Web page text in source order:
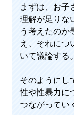
まずは、お子
理解が足りな
う考えたのか
え、それにつ
いて議論する。
そのようにし
性や性暴力に
つながってい